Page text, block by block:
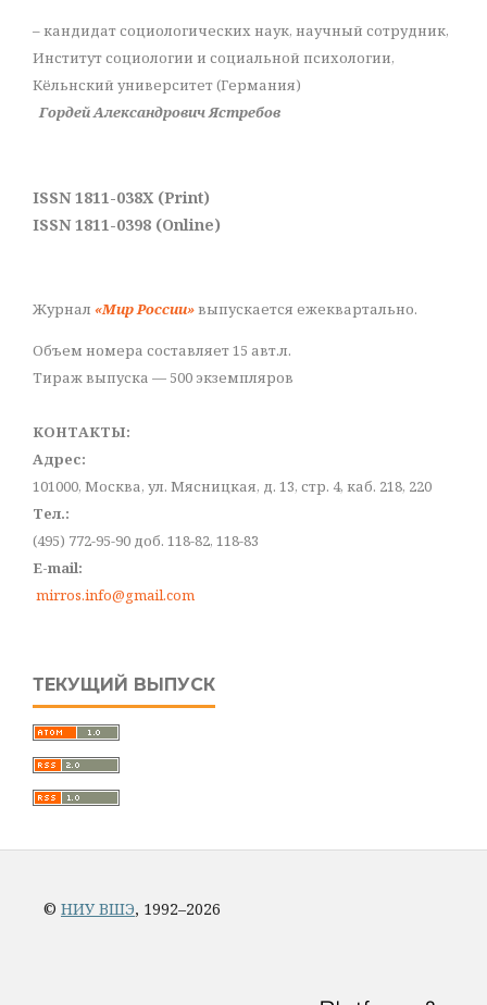
– кандидат социологических наук, научный сотрудник,
Институт социологии и социальной психологии,
Кёльнский университет (Германия)
Гордей Александрович Ястребов
ISSN 1811-038X (Print)
ISSN 1811-0398 (Online)
Журнал «Мир России»выпускается ежеквартально.
Объем номера составляет 15 авт.л.
Тираж выпуска — 500 экземпляров
КОНТАКТЫ:
Адрес:
101000, Москва, ул. Мясницкая, д. 13, стр. 4, каб. 218, 220
Тел.:
(495) 772-95-90 доб. 118-82, 118-83
E-mail:
mirros.info@gmail.com
ТЕКУЩИЙ ВЫПУСК
© НИУ ВШЭ, 1992–2026